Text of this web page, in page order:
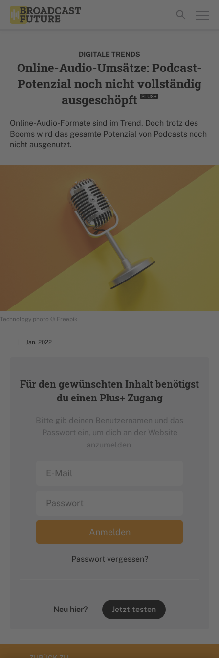
DIGITALE TRENDS
Online-Audio-Umsätze: Podcast-
Potenzial noch nicht vollständig
ausgeschöpft
PLUS+
Online-Audio-Formate sind im Trend. Doch trotz des
Booms wird das gesamte Potenzial von Podcasts noch
nicht ausgenutzt.
Technology photo © Freepik
Jan. 2022
Für den gewünschten Inhalt benötigst
du einen Plus+ Zugang
Bitte gib deinen Benutzernamen und das
Passwort ein, um dich an der Website
anzumelden.
Passwort vergessen?
Neu hier? Jetzt testen